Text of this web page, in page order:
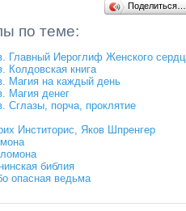
Поделиться…
по теме:
Главный Иероглиф Женского
Колдовская книга
Магия на каждый день
Магия денег
Сглазы, порча, проклятие
Инститорис, Яков Шпренгер
библия
опасная ведьма